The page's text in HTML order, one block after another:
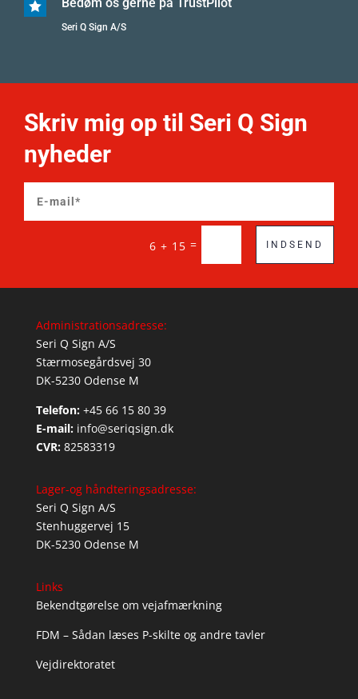

Seri Q Sign A/S
Skriv mig op til Seri Q Sign
nyheder
6 + 15 = INDSEND
Administrationsadresse:
Seri Q Sign A/S
Stærmosegårdsvej 30
DK-5230 Odense M
Telefon: +45 66 15 80 39
E-mail: info@seriqsign.dk
CVR: 82583319
Lager-og håndteringsadresse:
Seri Q Sign A/S
Stenhuggervej 15
DK-5230 Odense M
Links
Bekendtgørelse om vejafmærkning
FDM – Sådan læses P-skilte og andre tavler
Vejdirektoratet